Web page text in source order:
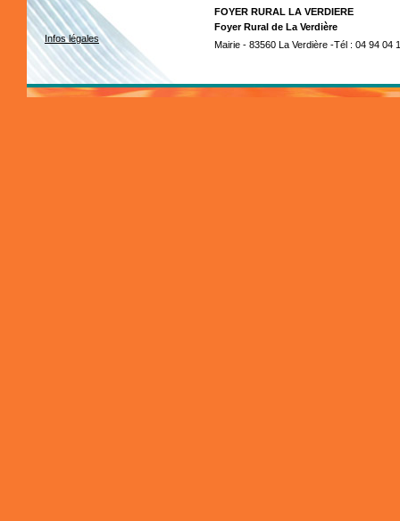
Infos légales
FOYER RURAL LA VERDIERE
Foyer Rural de La Verdière
Mairie - 83560 La Verdière -Tél : 04 94 04